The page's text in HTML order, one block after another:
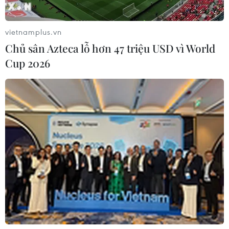
bay Tân Sơn Nhất để gửi cho người nhà.
Bốn tiếp viên xách ma túy sẽ không được
làm nhân viên hàng không
vietnamplus.vn
Chủ sân Azteca lỗ hơn 47 triệu USD vì World
Cup 2026